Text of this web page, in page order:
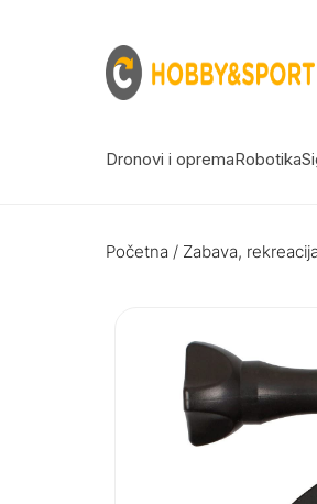
Dronovi i opremaRobotika
Početna / Zabava,